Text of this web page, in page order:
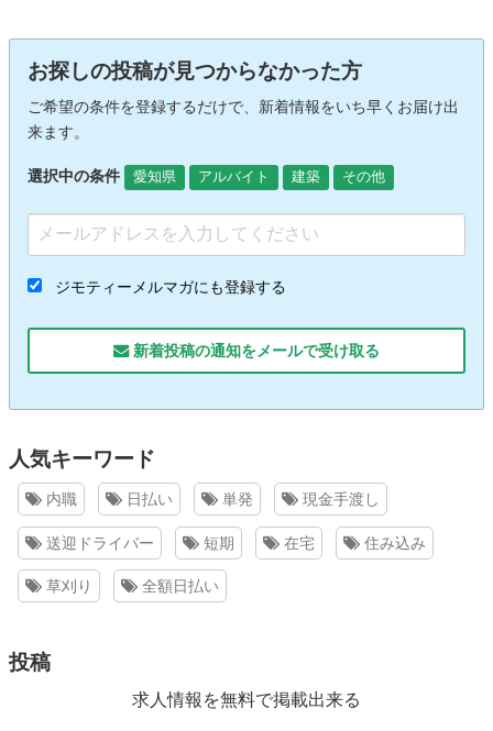
お探しの投稿が見つからなかった方
ご希望の条件を登録するだけで、新着情報をいち早くお届け出
来ます。
選択中の条件 愛知県 アルバイト 建築 その他
ジモティーメルマガにも登録する
新着投稿の通知をメールで受け取る
人気キーワード
内職 日払い 単発 現金手渡し
送迎ドライバー 短期 在宅 住み込み
草刈り 全額日払い
投稿
求人情報を無料で掲載出来る